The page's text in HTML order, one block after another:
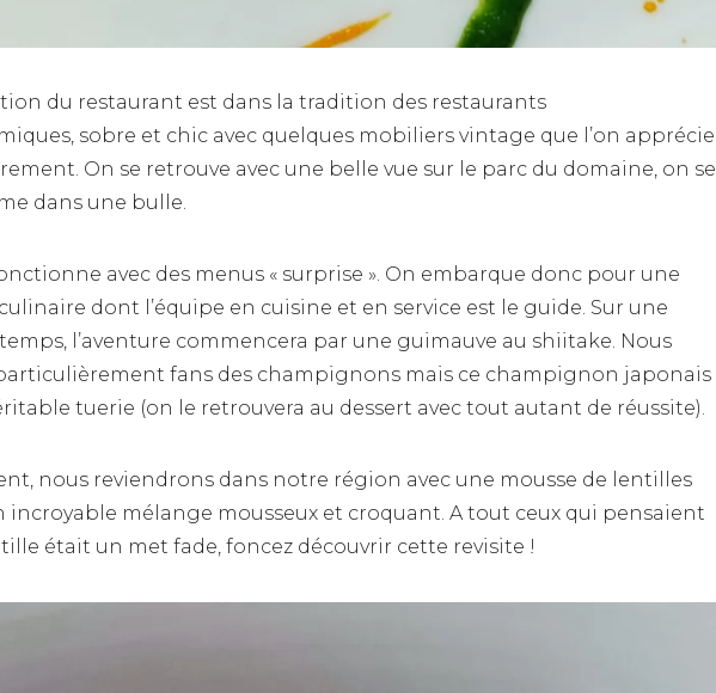
du restaurant est dans la tradition des restaurants
sobre et chic avec quelques mobiliers vintage que l’on apprécie
On se retrouve avec une belle vue sur le parc du domaine, on se
dans une bulle.
avec des menus « surprise ». On embarque donc pour une
dont l’équipe en cuisine et en service est le guide. Sur une
temps, l’aventure commencera par une guimauve au shiitake. Nous
fans des champignons mais ce champignon japonais
tuerie (on le retrouvera au dessert avec tout autant de réussite).
nous reviendrons dans notre région avec une mousse de lentilles
incroyable mélange mousseux et croquant. A tout ceux qui pensaient
était un met fade, foncez découvrir cette revisite !